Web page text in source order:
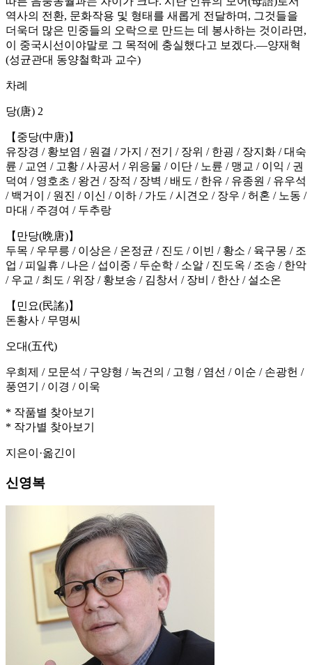
역사의 전환, 문화작용 및 형태를 새롭게 전달하며, 그것들을
더욱더 많은 민중들의 오락으로 만드는 데 봉사하는 것이라면,
이 중국시선이야말로 그 목적에 충실했다고 보겠다.—양재혁
(성균관대 동양철학과 교수)
차례
당(唐) 2
【중당(中唐)】
유장경 / 황보염 / 원결 / 가지 / 전기 / 장위 / 한굉 / 장지화 / 대숙
륜 / 교연 / 고황 / 사공서 / 위응물 / 이단 / 노륜 / 맹교 / 이익 / 권
덕여 / 영호초 / 왕건 / 장적 / 장벽 / 배도 / 한유 / 유종원 / 유우석
/ 백거이 / 원진 / 이신 / 이하 / 가도 / 시견오 / 장우 / 허혼 / 노동 /
마대 / 주경여 / 두추랑
【만당(晩唐)】
두목 / 우무릉 / 이상은 / 온정균 / 진도 / 이빈 / 황소 / 육구몽 / 조
업 / 피일휴 / 나은 / 섭이중 / 두순학 / 소알 / 진도옥 / 조송 / 한악
/ 우교 / 최도 / 위장 / 황보송 / 김창서 / 장비 / 한산 / 설소온
【민요(民謠)】
돈황사 / 무명씨
오대(五代)
우희제 / 모문석 / 구양형 / 녹건의 / 고형 / 염선 / 이순 / 손광헌 /
풍연기 / 이경 / 이욱
* 작품별 찾아보기
* 작가별 찾아보기
지은이·옮긴이
신영복